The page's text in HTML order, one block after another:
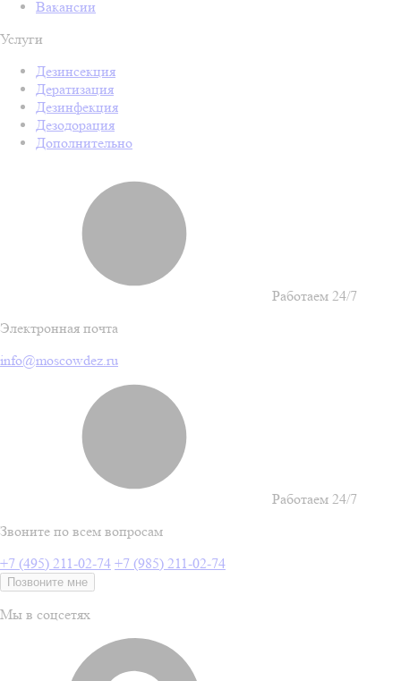
Вакансии
Услуги
Дезинсекция
Дератизация
Дезинфекция
Дезодорация
Дополнительно
Работаем 24/7
Электронная почта
info@moscowdez.ru
Работаем 24/7
Звоните по всем вопросам
+7 (495) 211-02-74 +7 (985) 211-02-74
Позвоните мне
Мы в соцсетях